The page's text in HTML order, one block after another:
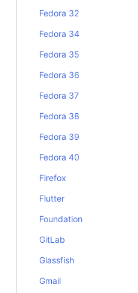
Fedora 32
Fedora 34
Fedora 35
Fedora 36
Fedora 37
Fedora 38
Fedora 39
Fedora 40
Firefox
Flutter
Foundation
GitLab
Glassfish
Gmail